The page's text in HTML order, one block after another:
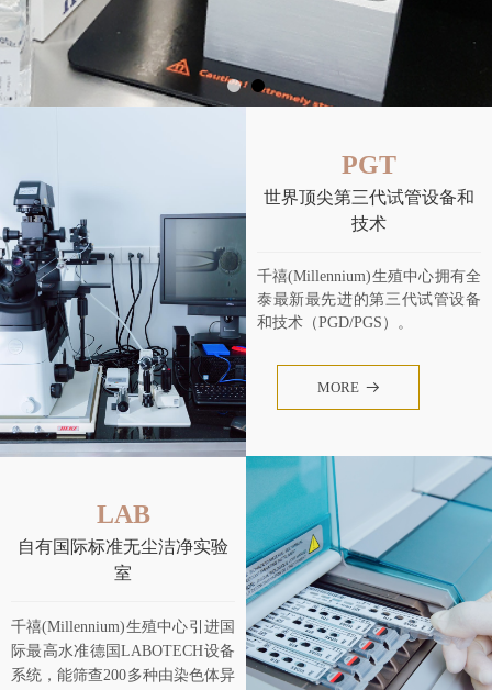
LAB
自有国际标准无尘洁净实验
室
千禧(Millennium)生殖中心引进国
际最高水准德国LABOTECH设备
系统，能筛查200多种由染色体异
PGT
世界顶尖第三代试管设备和
技术
千禧(Millennium)生殖中心拥有全
泰最新最先进的第三代试管设备
和技术（PGD/PGS）。
MORE 뀠